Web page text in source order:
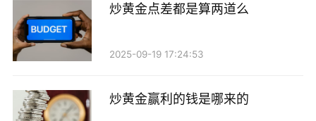
炒黄金点差都是算两道么
2025-09-19 17:24:53
炒黄金赢利的钱是哪来的